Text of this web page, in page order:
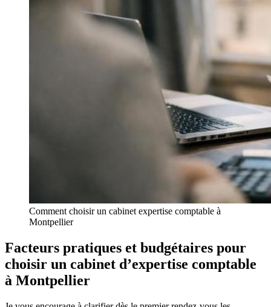
Comment choisir un cabinet expertise comptable à
Montpellier
Facteurs pratiques et budgétaires pour
choisir un cabinet d’expertise comptable
à Montpellier